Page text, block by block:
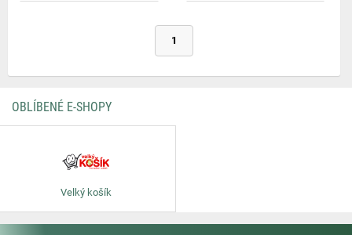
1
OBLÍBENÉ E-SHOPY
Velký košík